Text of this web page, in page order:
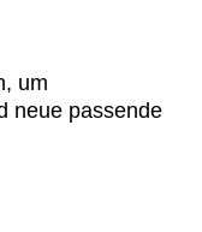
um
neue passende